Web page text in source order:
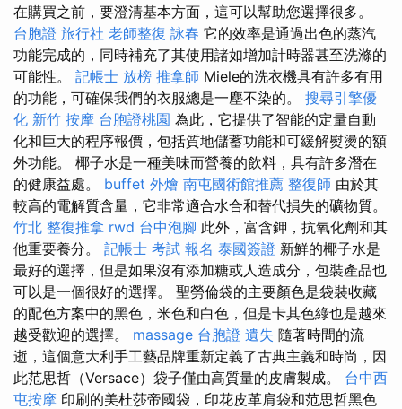
在購買之前，要澄清基本方面，這可以幫助您選擇很多。
台胞證 旅行社 老師整復 詠春 它的效率是通過出色的蒸汽
功能完成的，同時補充了其使用諸如增加計時器甚至洗滌的
可能性。 記帳士 放榜 推拿師 Miele的洗衣機具有許多有用
的功能，可確保我們的衣服總是一塵不染的。 搜尋引擎優
化 新竹 按摩 台胞證桃園 為此，它提供了智能的定量自動
化和巨大的程序報價，包括質地儲蓄功能和可緩解熨燙的額
外功能。 椰子水是一種美味而營養的飲料，具有許多潛在
的健康益處。 buffet 外燴 南屯國術館推薦 整復師 由於其
較高的電解質含量，它非常適合水合和替代損失的礦物質。
竹北 整復推拿 rwd 台中泡腳 此外，富含鉀，抗氧化劑和其
他重要養分。 記帳士 考試 報名 泰國簽證 新鮮的椰子水是
最好的選擇，但是如果沒有添加糖或人造成分，包裝產品也
可以是一個很好的選擇。 聖勞倫袋的主要顏色是袋裝收藏
的配色方案中的黑色，米色和白色，但是卡其色綠也是越來
越受歡迎的選擇。 massage 台胞證 遺失 隨著時間的流
逝，這個意大利手工藝品牌重新定義了古典主義和時尚，因
此范思哲（Versace）袋子僅由高質量的皮膚製成。 台中西
屯按摩 印刷的美杜莎帝國袋，印花皮革肩袋和范思哲黑色